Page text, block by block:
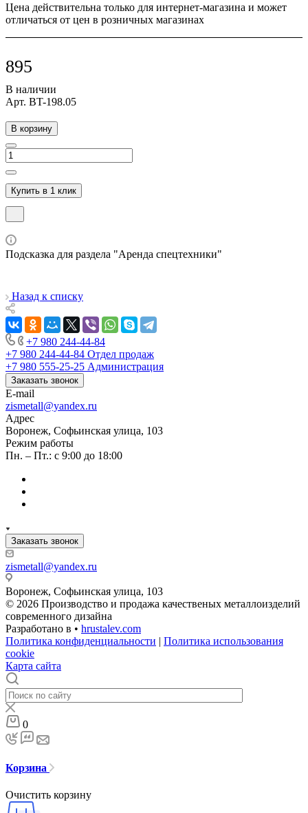
Цена действительна только для интернет-магазина и может
отличаться от цен в розничных магазинах
895
В наличии
Арт. BT-198.05
В корзину
Купить в 1 клик
Подсказка для раздела "Аренда спецтехники"
Назад к списку
+7 980 244-44-84
+7 980 244-44-84 Отдел продаж
+7 980 555-25-25 Администрация
Заказать звонок
E-mail
zismetall@yandex.ru
Адрес
Воронеж, Софьинская улица, 103
Режим работы
Пн. – Пт.: с 9:00 до 18:00
Заказать звонок
zismetall@yandex.ru
Воронеж, Софьинская улица, 103
© 2026 Производство и продажа качественых металлоизделий
современного дизайна
Разработано в • hrustalev.com
Политика конфиденциальности | Политика использования
cookie
Карта сайта
0
Корзина
Очистить корзину